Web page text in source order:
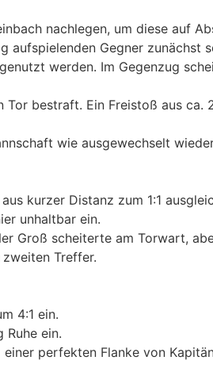
nachlegen, um diese auf
aufspielenden Gegner zunächst
werden. Im Gegenzug
bestraft. Ein Freistoß aus ca.
wie ausgewechselt
kurzer Distanz zum 1:1
unhaltbar ein.
Groß scheiterte am Torwart,
Treffer.
4:1 ein.
ein.
perfekten Flanke von